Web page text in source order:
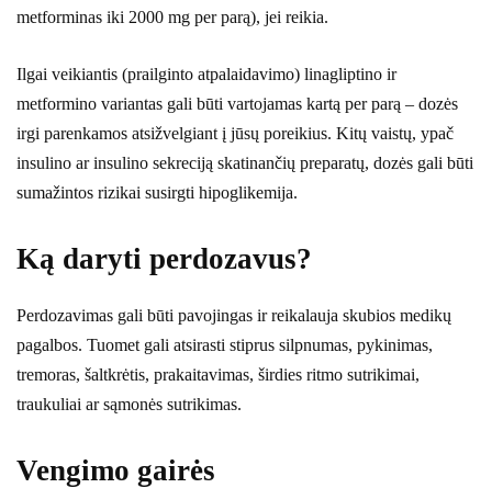
metforminas iki 2000 mg per parą), jei reikia.
Ilgai veikiantis (prailginto atpalaidavimo) linagliptino ir
metformino variantas gali būti vartojamas kartą per parą – dozės
irgi parenkamos atsižvelgiant į jūsų poreikius. Kitų vaistų, ypač
insulino ar insulino sekreciją skatinančių preparatų, dozės gali būti
sumažintos rizikai susirgti hipoglikemija.
Ką daryti perdozavus?
Perdozavimas gali būti pavojingas ir reikalauja skubios medikų
pagalbos. Tuomet gali atsirasti stiprus silpnumas, pykinimas,
tremoras, šaltkrėtis, prakaitavimas, širdies ritmo sutrikimai,
traukuliai ar sąmonės sutrikimas.
Vengimo gairės